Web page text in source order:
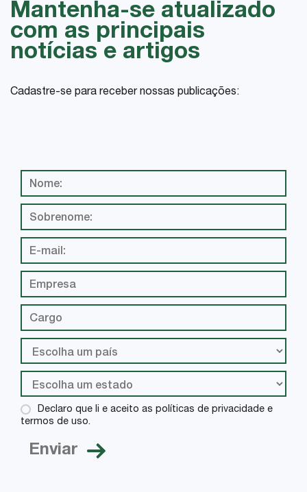
Mantenha-se atualizado
com as principais
notícias e artigos
Cadastre-se para receber nossas publicações:
Declaro que li e aceito as políticas de privacidade e
termos de uso.